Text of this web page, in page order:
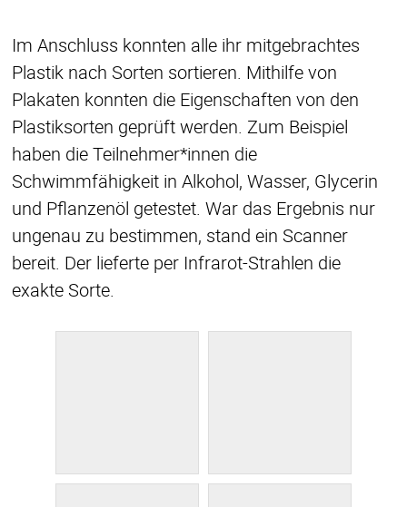
Im Anschluss konnten alle ihr mitgebrachtes
Plastik nach Sorten sortieren. Mithilfe von
Plakaten konnten die Eigenschaften von den
Plastiksorten geprüft werden. Zum Beispiel
haben die Teilnehmer*innen die
Schwimmfähigkeit in Alkohol, Wasser, Glycerin
und Pflanzenöl getestet. War das Ergebnis nur
ungenau zu bestimmen, stand ein Scanner
bereit. Der lieferte per Infrarot-Strahlen die
exakte Sorte.